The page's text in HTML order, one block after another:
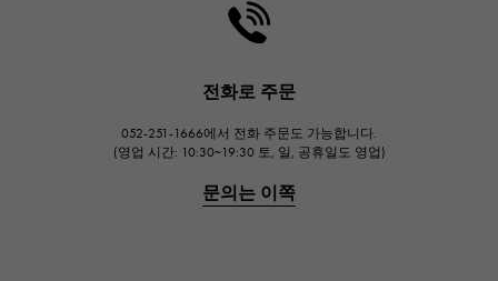
전화로 주문
052-251-1666에서 전화 주문도 가능합니다.
(영업 시간: 10:30~19:30 토, 일, 공휴일도 영업)
문의는 이쪽